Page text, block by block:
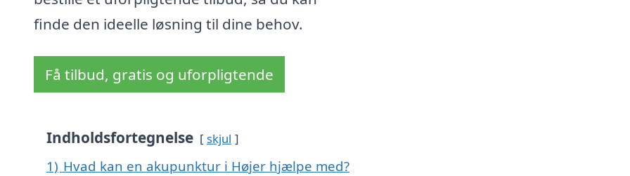
finde den ideelle løsning til dine behov.
Få tilbud, gratis og uforpligtende
Indholdsfortegnelse skjul
1) Hvad kan en akupunktur i Højer hjælpe med?